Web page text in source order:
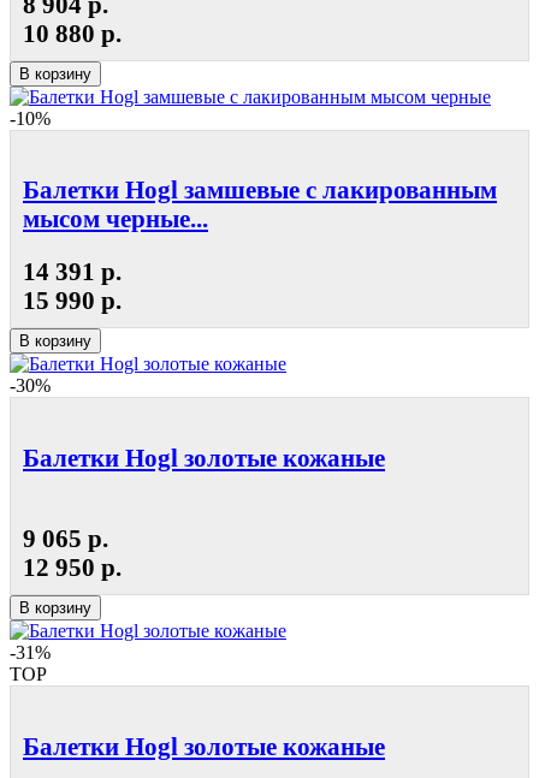
10 880 р.
В корзину
-10%
Балетки Hogl замшевые с лакированным
мысом черные...
14 391 р.
15 990 р.
В корзину
-30%
Балетки Hogl золотые кожаные
9 065 р.
12 950 р.
В корзину
-31%
TOP
Балетки Hogl золотые кожаные